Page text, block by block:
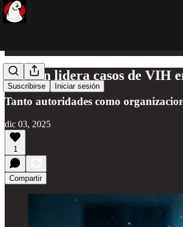
Suscribirse Iniciar sesión
Cancún lidera casos de VIH
Tanto autoridades como
dic 03, 2025
1
Compartir